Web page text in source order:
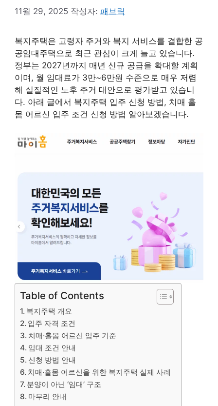
11월 29, 2025 작성자: 패브릭
복지주택은 고령자 주거와 복지 서비스를 결합한 공
공임대주택으로 최근 관심이 크게 늘고 있습니다.
정부는 2027년까지 매년 신규 공급을 확대할 계획
이며, 월 임대료가 3만~6만원 수준으로 매우 저렴
해 실질적인 노후 주거 대안으로 평가받고 있습니
다. 아래 글에서 복지주택 입주 신청 방법, 치매 홀
몸 어르신 입주 조건 신청 방법 알아보겠습니다.
Table of Contents
복지주택 개요
입주 자격 조건
치매·홀몸 어르신 입주 기준
임대 조건 안내
신청 방법 안내
치매·홀몸 어르신을 위한 복지주택 실제 사례
분양이 아닌 ‘임대’ 구조
마무리 안내